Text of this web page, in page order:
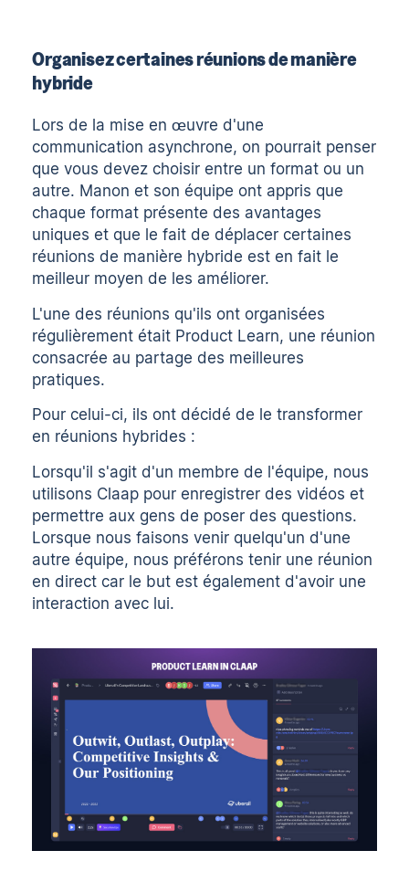
Organisez certaines réunions de manière
hybride
Lors de la mise en œuvre d'une
communication asynchrone, on pourrait penser
que vous devez choisir entre un format ou un
autre. Manon et son équipe ont appris que
chaque format présente des avantages
uniques et que le fait de déplacer certaines
réunions de manière hybride est en fait le
meilleur moyen de les améliorer.
L'une des réunions qu'ils ont organisées
régulièrement était Product Learn, une réunion
consacrée au partage des meilleures
pratiques.
Pour celui-ci, ils ont décidé de le transformer
en réunions hybrides :
Lorsqu'il s'agit d'un membre de l'équipe, nous
utilisons Claap pour enregistrer des vidéos et
permettre aux gens de poser des questions.
Lorsque nous faisons venir quelqu'un d'une
autre équipe, nous préférons tenir une réunion
en direct car le but est également d'avoir une
interaction avec lui.